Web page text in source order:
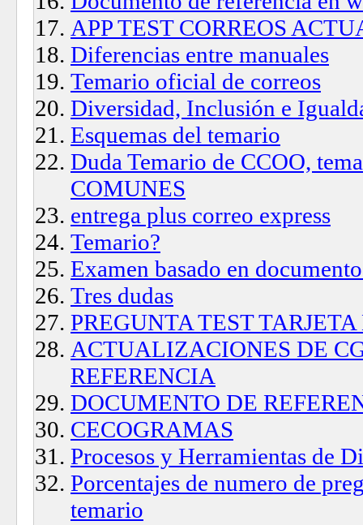
APP TEST CORREOS
Diferencias entre manuales
Temario oficial de correos
Diversidad, Inclusión e
Esquemas del temario
Duda Temario de CCOO,
COMUNES
entrega plus correo express
Temario?
Examen basado en
Tres dudas
PREGUNTA TEST
ACTUALIZACIONES DE
REFERENCIA
DOCUMENTO DE
CECOGRAMAS
Procesos y Herramientas de
Porcentajes de numero de
temario